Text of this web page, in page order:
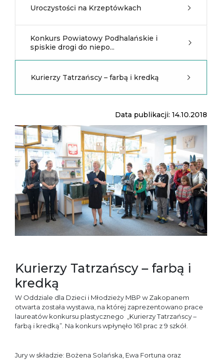
Uroczystości na Krzeptówkach
Konkurs Powiatowy Podhalańskie i
spiskie drogi do niepo...
Kurierzy Tatrzańscy – farbą i kredką
Data publikacji: 14.10.2018
Kurierzy Tatrzańscy – farbą i
kredką
W Oddziale dla Dzieci i Młodzieży MBP w Zakopanem
otwarta została wystawa, na której zaprezentowano prace
laureatów konkursu plastycznego „Kurierzy Tatrzańscy –
farbą i kredką”. Na konkurs wpłynęło 161 prac z 9 szkół.
Jury w składzie: Bożena Solańska, Ewa Fortuna oraz